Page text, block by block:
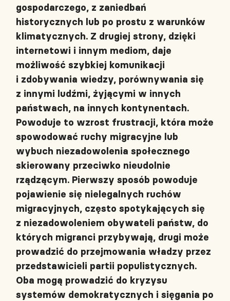
gospodarczego, z zaniedbań
historycznych lub po prostu z warunków
klimatycznych. Z drugiej strony, dzięki
internetowi i innym mediom, daje
możliwość szybkiej komunikacji
i zdobywania wiedzy, porównywania się
z innymi ludźmi, żyjącymi w innych
państwach, na innych kontynentach.
Powoduje to wzrost frustracji, która może
spowodować ruchy migracyjne lub
wybuch niezadowolenia społecznego
skierowany przeciwko nieudolnie
rządzącym. Pierwszy sposób powoduje
pojawienie się nielegalnych ruchów
migracyjnych, często spotykających się
z niezadowoleniem obywateli państw, do
których migranci przybywają, drugi może
prowadzić do przejmowania władzy przez
przedstawicieli partii populistycznych.
Oba mogą prowadzić do kryzysu
systemów demokratycznych i sięgania po